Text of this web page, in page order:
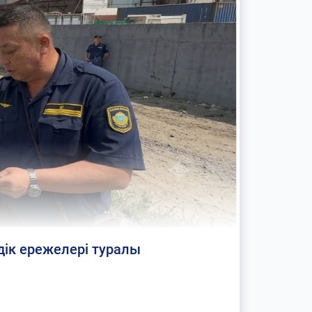
ережелері туралы